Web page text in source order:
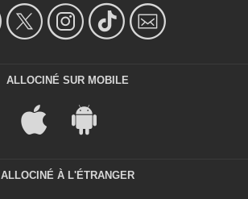
ALLOCINÉ SUR MOBILE
ALLOCINÉ À L'ÉTRANGER